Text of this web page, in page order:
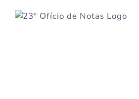
para